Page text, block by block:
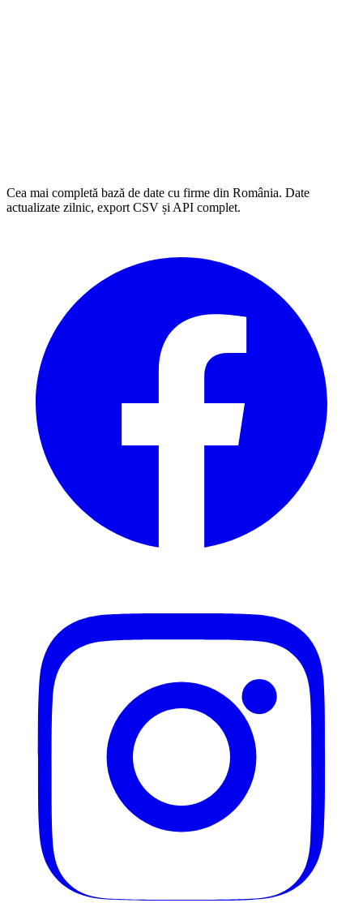
Cea mai completă bază de date cu firme din România. Date
actualizate zilnic, export CSV și API complet.